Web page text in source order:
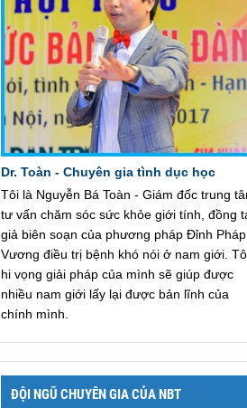
Dr. Toàn - Chuyên gia tình dục học
Tôi là Nguyễn Bá Toàn - Giám đốc trung
tư vấn chăm sóc sức khỏe giới tính, đồng
giả biên soạn của phương pháp Đỉnh Pháp
Vương điều trị bệnh khó nói ở nam giới.
hi vọng giải pháp của mình sẽ giúp được
nhiều nam giới lấy lại được bản lĩnh của
chính mình.
ĐỘI NGŨ CHUYÊN GIA CỦA NBT